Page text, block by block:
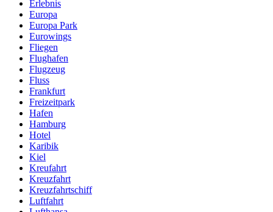
Erlebnis
Europa
Europa Park
Eurowings
Fliegen
Flughafen
Flugzeug
Fluss
Frankfurt
Freizeitpark
Hafen
Hamburg
Hotel
Karibik
Kiel
Kreufahrt
Kreuzfahrt
Kreuzfahrtschiff
Luftfahrt